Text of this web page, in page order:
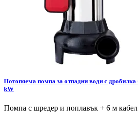
Потопяема помпа за отпадни води с
kW
Помпа с шредер и поплавък + 6 м